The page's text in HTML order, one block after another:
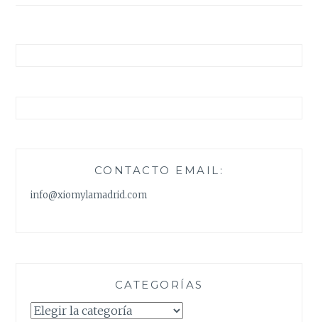
CONTACTO EMAIL:
info@xiomylamadrid.com
CATEGORÍAS
Categorías